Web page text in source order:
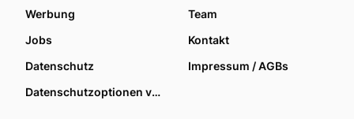
Werbung
Team
Jobs
Kontakt
Datenschutz
Impressum / AGBs
Datenschutzoptionen verwalten